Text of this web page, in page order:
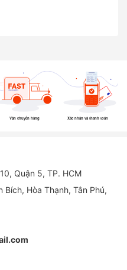
Vận chuyển hàng Xác nhận và thanh toán
Quận 5, TP. HCM
Hòa Thạnh, Tân Phú,